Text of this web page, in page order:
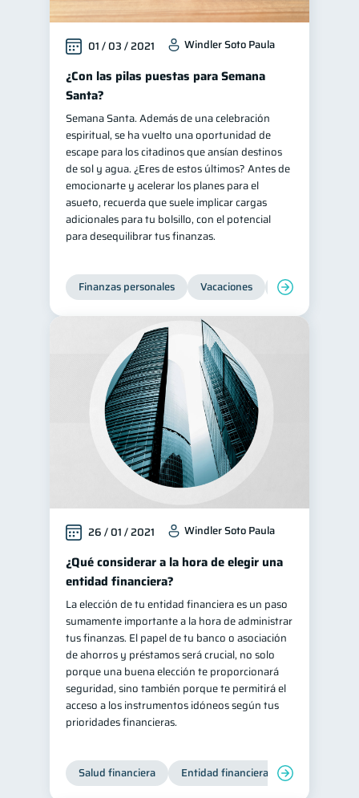
01 / 03 / 2021 Windler Soto Paula
¿Con las pilas puestas para Semana
Santa?
Semana Santa. Además de una celebración
espiritual, se ha vuelto una oportunidad de
escape para los citadinos que ansían destinos
de sol y agua. ¿Eres de estos últimos? Antes de
emocionarte y acelerar los planes para el
asueto, recuerda que suele implicar cargas
adicionales para tu bolsillo, con el potencial
para desequilibrar tus finanzas.
Finanzas personales Vacaciones Organización
26 / 01 / 2021 Windler Soto Paula
¿Qué considerar a la hora de elegir una
entidad financiera?
La elección de tu entidad financiera es un paso
sumamente importante a la hora de administrar
tus finanzas. El papel de tu banco o asociación
de ahorros y préstamos será crucial, no solo
porque una buena elección te proporcionará
seguridad, sino también porque te permitirá el
acceso a los instrumentos idóneos según tus
prioridades financieras.
Salud financiera Entidad financiera